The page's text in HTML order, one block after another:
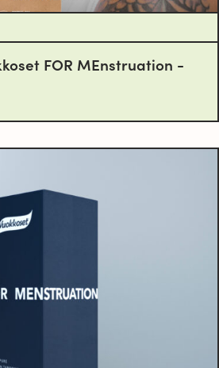
FOR MEnstruation -